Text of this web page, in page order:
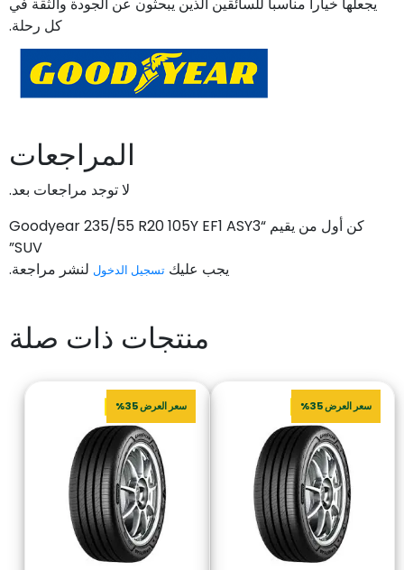
كل رحلة.
المراجعات
لا توجد مراجعات بعد.
كن أول من يقيم “Goodyear 235/55 R20 105Y EF1 ASY3
SUV”
يجب عليك تسجيل الدخول لنشر مراجعة.
منتجات ذات صلة
سعر العرض 35% سعر العرض 35%